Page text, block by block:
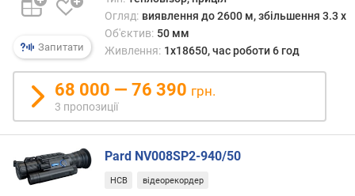
о
у
л
я
р
т
ю
Запитати
Огляд: виявлення до 2600 м, збільшення 3.3 x
Об'єктив: 50 мм
Живлення: 1x18650, час роботи 6 год
68 000 — 76 390 грн.
3 пропозиції
Pard NV008SP2-940/50
НСВ відеорекордер